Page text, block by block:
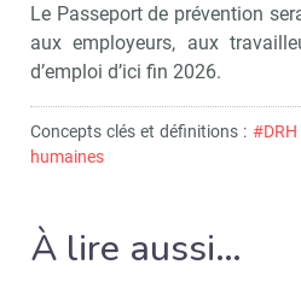
Le Passeport de prévention
aux employeurs, aux
d’emploi d’ici fin 2026.
Concepts clés et définitions :
humaines
À lire aussi…
Non merci, je reçois déjà